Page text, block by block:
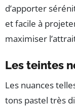
d’apporter
et facile à
maximiser
Les teintes
Les nuances
tons pastel très